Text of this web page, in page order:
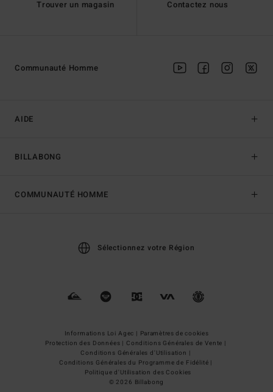
Trouver un magasin Contactez nous
AIDE
BILLABONG
Communauté Homme
COMMUNAUTÉ HOMME
Sélectionnez votre Région
Informations Loi Agec | Paramètres de cookies
Protection des Données | Conditions Générales de Vente |
Conditions Générales d'Utilisation |
Conditions Générales du Programme de Fidélité |
Politique d'Utilisation des Cookies
© 2026 Billabong